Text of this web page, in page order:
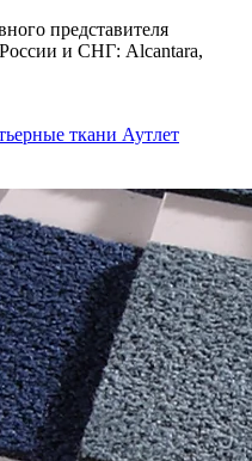
представителя
и СНГ: Alcantara,
ткани Аутлет